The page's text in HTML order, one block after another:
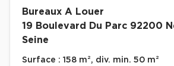
Bureaux A Louer
19 Boulevard Du Parc 92200
Seine
Surface : 158 m², div. min. 50 m²